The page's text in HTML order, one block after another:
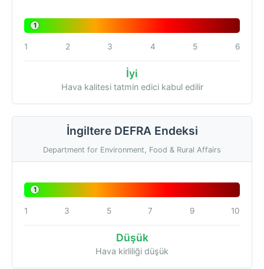
1
1 2 3 4 5 6
İyi
Hava kalitesi tatmin edici kabul edilir
İngiltere DEFRA Endeksi
Department for Environment, Food & Rural Affairs
1
1 3 5 7 9 10
Düşük
Hava kirliliği düşük